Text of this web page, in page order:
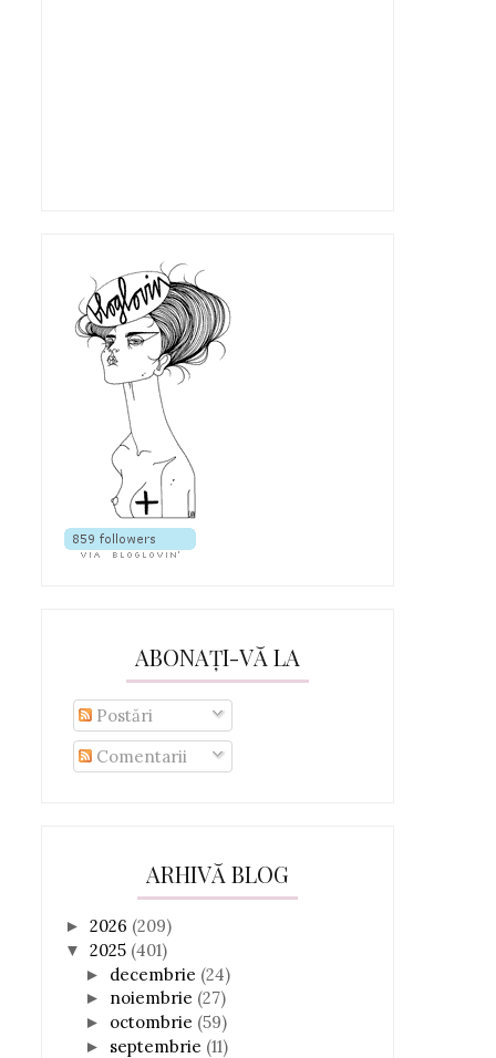
ABONAȚI-VĂ LA
Postări
Comentarii
ARHIVĂ BLOG
► 2026 (209)
▼ 2025 (401)
► decembrie (24)
► noiembrie (27)
► octombrie (59)
► septembrie (11)